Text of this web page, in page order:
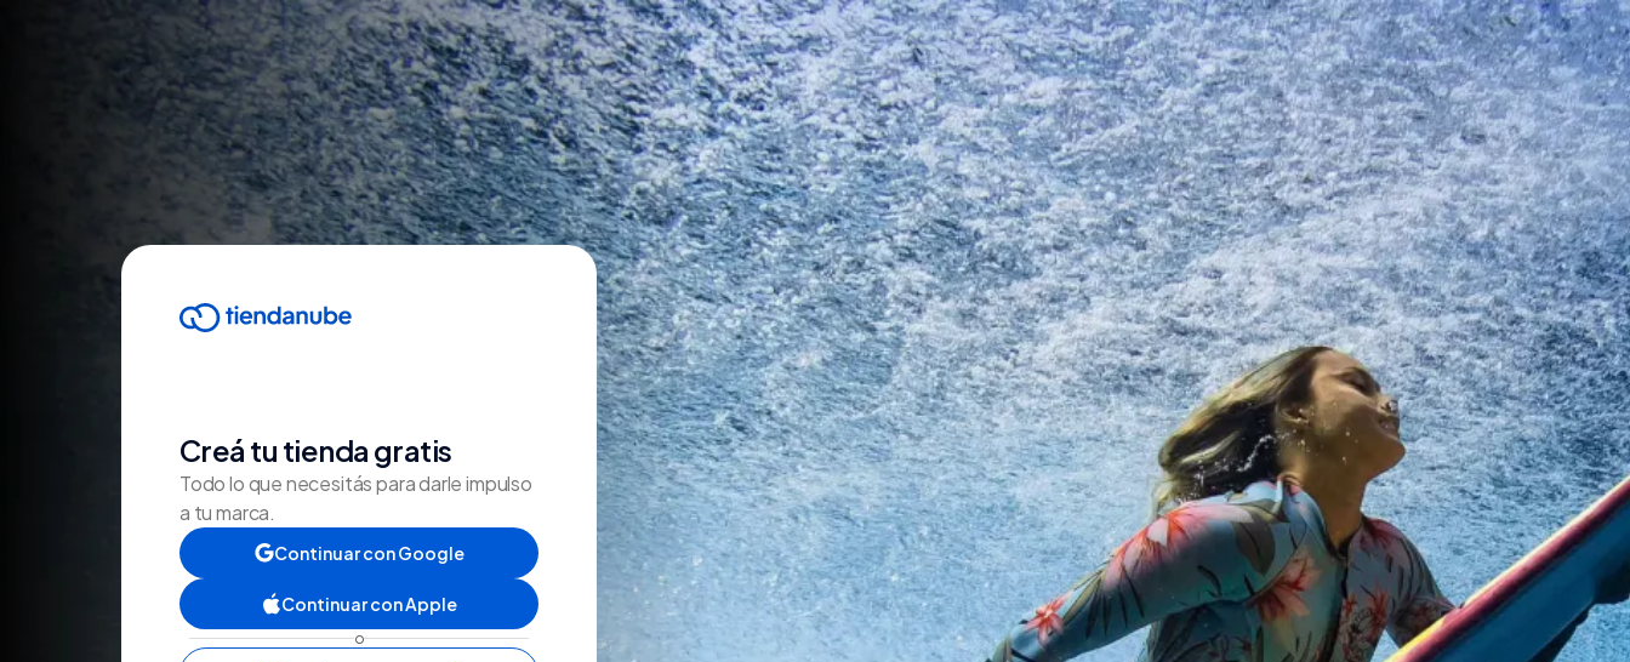
Creá tu tienda gratis
Todo lo que necesitás para darle impulso
a tu marca.
Continuar con Google
Continuar con Apple
o